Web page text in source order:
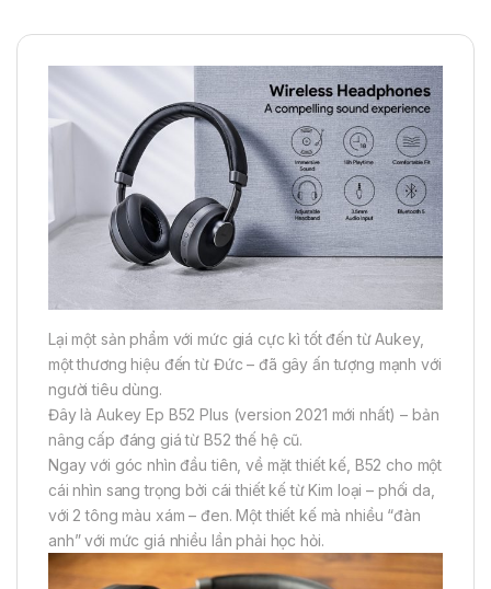
Lại một sản phẩm với mức giá cực kì tốt đến từ Aukey,
một thương hiệu đến từ Đức – đã gây ấn tượng mạnh với
người tiêu dùng.
Đây là Aukey Ep B52 Plus (version 2021 mới nhất) – bản
nâng cấp đáng giá từ B52 thế hệ cũ.
Ngay với góc nhìn đầu tiên, về mặt thiết kế, B52 cho một
cái nhìn sang trọng bởi cái thiết kế từ Kim loại – phối da,
với 2 tông màu xám – đen. Một thiết kế mà nhiều “đàn
anh” với mức giá nhiều lần phải học hỏi.